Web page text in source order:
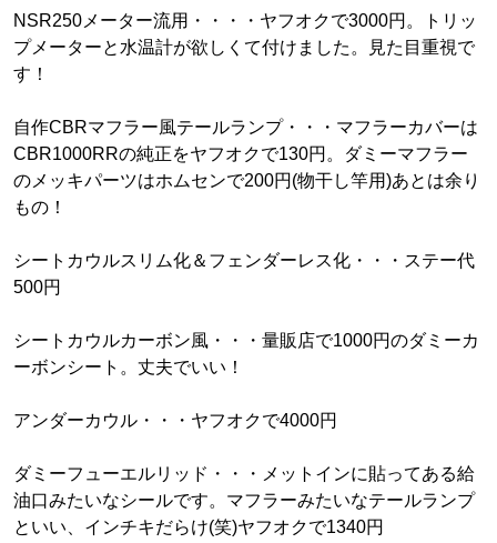
NSR250メーター流用・・・・ヤフオクで3000円。トリッ
プメーターと水温計が欲しくて付けました。見た目重視で
す！
自作CBRマフラー風テールランプ・・・マフラーカバーは
CBR1000RRの純正をヤフオクで130円。ダミーマフラー
のメッキパーツはホムセンで200円(物干し竿用)あとは余り
もの！
シートカウルスリム化＆フェンダーレス化・・・ステー代
500円
シートカウルカーボン風・・・量販店で1000円のダミーカ
ーボンシート。丈夫でいい！
アンダーカウル・・・ヤフオクで4000円
ダミーフューエルリッド・・・メットインに貼ってある給
油口みたいなシールです。マフラーみたいなテールランプ
といい、インチキだらけ(笑)ヤフオクで1340円